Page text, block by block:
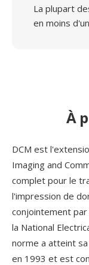
La plupart
en moins
À
DCM est
Imaging and
complet pour le
l'impression de
conjointement par
la National
norme a atteint
en 1993 et est